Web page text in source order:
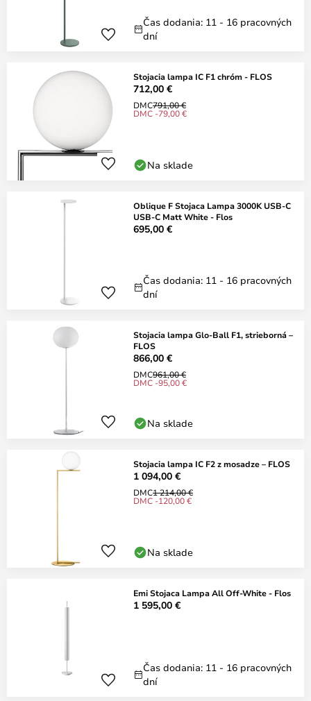
Čas dodania: 11 - 16 pracovných
dní
Stojacia lampa IC F1 chróm - FLOS
712,00 €
DMC791,00 €
DMC -79,00 €
Na sklade
Oblique F Stojaca Lampa 3000K USB-C
USB-C Matt White - Flos
695,00 €
Čas dodania: 11 - 16 pracovných
dní
Stojacia lampa Glo-Ball F1, strieborná –
FLOS
866,00 €
DMC961,00 €
DMC -95,00 €
Na sklade
Stojacia lampa IC F2 z mosadze – FLOS
1 094,00 €
DMC1 214,00 €
DMC -120,00 €
Na sklade
Emi Stojaca Lampa All Off-White - Flos
1 595,00 €
Čas dodania: 11 - 16 pracovných
dní